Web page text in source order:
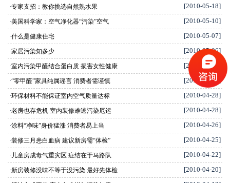
·专家支招：教你挑选自然熟水果
[2010-05-18]
·美国科学家：空气净化器“污染”空气
[2010-05-10]
·什么是健康住宅
[2010-05-07]
·家居污染知多少
[2010-05-06]
·室内污染甲醛结合蛋白质 损害女性健康
[2010-04-30]
·“零甲醛”家具纯属谣言 消费者需谨慎
[2010-04-29]
·环保材料不能保证室内空气质量达标
[2010-04-28]
·老房也存危机 室内装修难逃污染厄运
[2010-04-28]
·涂料“净味”身价猛涨 消费者易上当
[2010-04-26]
·装修三月患白血病 建议新房需“体检”
[2010-04-25]
· 儿童房成毒气重灾区 症结在于马路队
[2010-04-22]
·新房装修没味不等于没污染 最好先体检
[2010-04-20]